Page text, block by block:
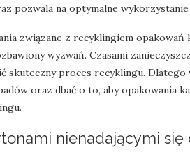
pozwala na optymalne wykorzystanie
związane z recyklingiem
wyzwań. Czasami
skuteczny proces recyklingu. Dlatego
oraz dbać o to, aby opakowania
nienadającymi